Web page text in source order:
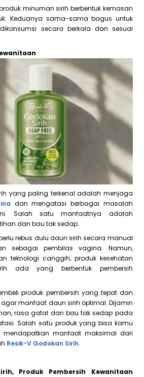
minuman sirih berbentuk kemasan
Keduanya sama-sama bagus untuk
secara berkala dan sesuai
yang paling terkenal adalah menjaga
dan mengatasi berbagai masalah
Salah satu manfaatnya adalah
dan bau tak sedap.
rebus dulu daun sirih secara manual
sebagai pembilas vagina. Namun,
teknologi canggih, produk kesehatan
ada yang berbentuk pembersih
produk pembersih yang tepat dan
manfaat daun sirih optimal. Dijamin
rasa gatal dan bau tak sedap pada
Salah satu produk yang bisa kamu
mendapatkan manfaat maksimal dari
Resik-V Godokan Sirih.
Produk Pembersih Kewanitaan